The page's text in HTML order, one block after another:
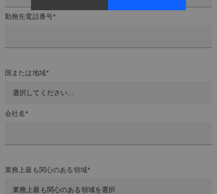
勤務先電話番号*
国または地域*
会社名*
業務上最も関心のある領域*